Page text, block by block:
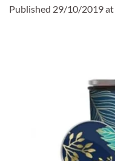
Published 29/10/2019at